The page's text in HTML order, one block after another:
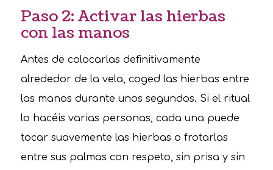
Paso 2: Activar las hierbas
con las manos
Antes de colocarlas definitivamente
alrededor de la vela, coged las hierbas entre
las manos durante unos segundos. Si el ritual
lo hacéis varias personas, cada una puede
tocar suavemente las hierbas o frotarlas
entre sus palmas con respeto, sin prisa y sin